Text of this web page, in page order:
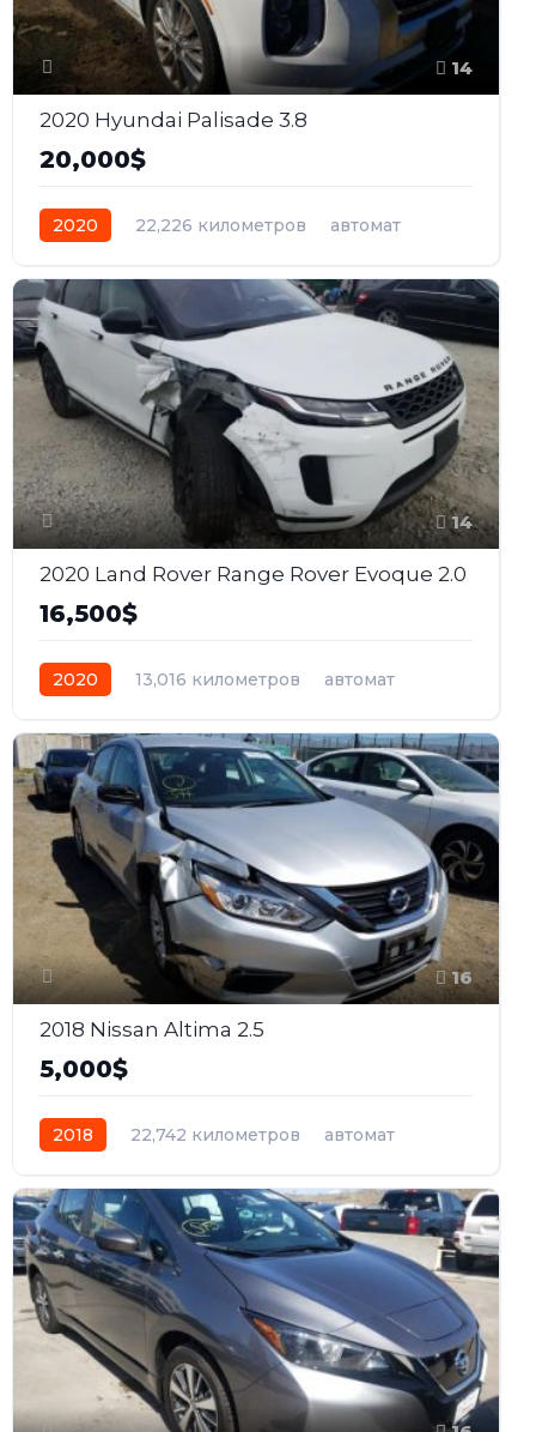
14
2020 Hyundai Palisade 3.8
20,000$
2020 22,226 километров
автомат
14
2020 Land Rover Range Rover Evoque 2.0
16,500$
2020 13,016 километров
автомат
16
2018 Nissan Altima 2.5
5,000$
2018 22,742 километров
автомат